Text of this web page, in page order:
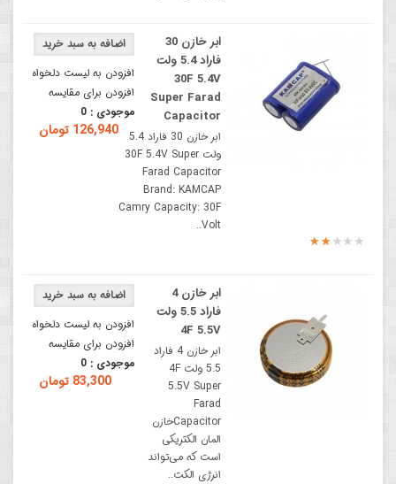
افزودن به لیست دلخواه
افزودن برای مقایسه
موجودی : 0
126,940 تومان
ابر خازن 30
فاراد 5.4 ولت
30F 5.4V
Super Farad
Capacitor
ابر خازن 30 فاراد 5.4
ولت 30F 5.4V Super
Farad Capacitor
Brand: KAMCAP
Camry Capacity: 30F
Volt..
افزودن به لیست دلخواه
افزودن برای مقایسه
موجودی : 0
83,300 تومان
ابر خازن 4
فاراد 5.5 ولت
4F 5.5V
ابر خازن 4 فاراد
5.5 ولت 4F
5.5V Super
Farad
Capacitorخازن
المان الکتریکی
است که می‌تواند
انرژی الکت..